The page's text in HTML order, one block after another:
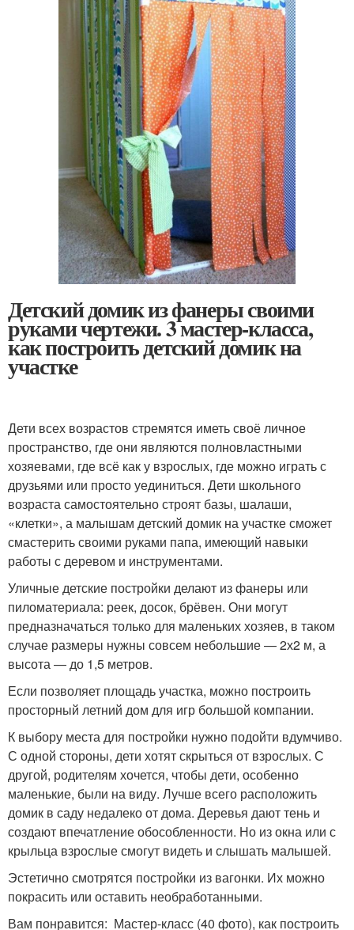
Детский домик из фанеры своими
руками чертежи. 3 мастер-класса,
как построить детский домик на
участке
Дети всех возрастов стремятся иметь своё личное
пространство, где они являются полновластными
хозяевами, где всё как у взрослых, где можно играть с
друзьями или просто уединиться. Дети школьного
возраста самостоятельно строят базы, шалаши,
«клетки», а малышам детский домик на участке сможет
смастерить своими руками папа, имеющий навыки
работы с деревом и инструментами.
Уличные детские постройки делают из фанеры или
пиломатериала: реек, досок, брёвен. Они могут
предназначаться только для маленьких хозяев, в таком
случае размеры нужны совсем небольшие — 2х2 м, а
высота — до 1,5 метров.
Если позволяет площадь участка, можно построить
просторный летний дом для игр большой компании.
К выбору места для постройки нужно подойти вдумчиво.
С одной стороны, дети хотят скрыться от взрослых. С
другой, родителям хочется, чтобы дети, особенно
маленькие, были на виду. Лучше всего расположить
домик в саду недалеко от дома. Деревья дают тень и
создают впечатление обособленности. Но из окна или с
крыльца взрослые смогут видеть и слышать малышей.
Эстетично смотрятся постройки из вагонки. Их можно
покрасить или оставить необработанными.
Вам понравится: Мастер-класс (40 фото), как построить